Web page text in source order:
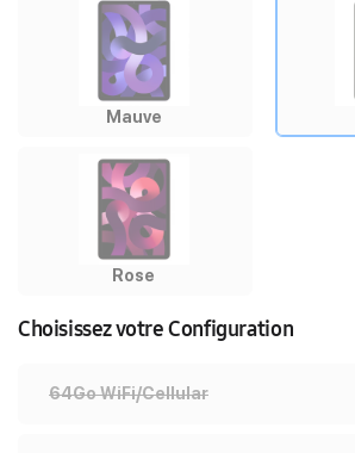
Mauve
Rose
Choisissez votre Configuration
64Go WiFi/Cellular